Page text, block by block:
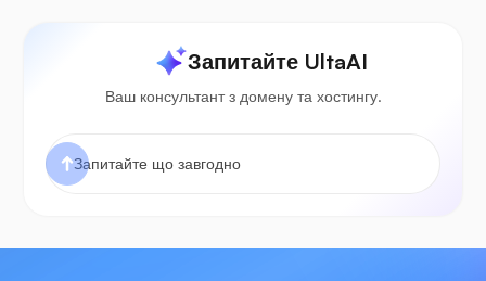
Запитайте UltaAI
Ваш консультант з домену та хостингу.